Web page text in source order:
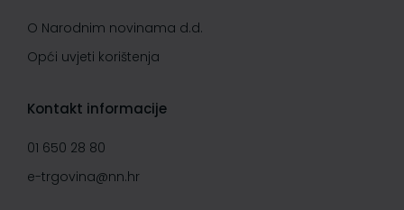
O Narodnim novinama d.d.
Opći uvjeti korištenja
Kontakt informacije
01 650 28 80
e-trgovina@nn.hr